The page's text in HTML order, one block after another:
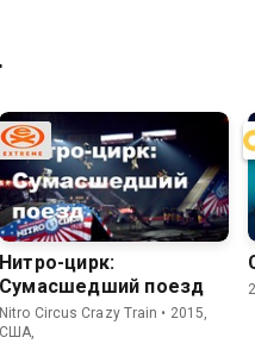
Нитро-цирк:
Сумасшедший поезд
Nitro Circus Crazy Train • 2015,
США,